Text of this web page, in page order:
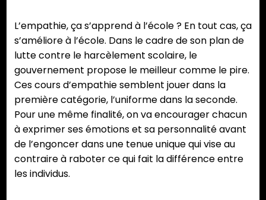
L’empathie, ça s’apprend à l’école ? En tout cas, ça
s’améliore à l’école. Dans le cadre de son plan de
lutte contre le harcèlement scolaire, le
gouvernement propose le meilleur comme le pire.
Ces cours d’empathie semblent jouer dans la
première catégorie, l’uniforme dans la seconde.
Pour une même finalité, on va encourager chacun
à exprimer ses émotions et sa personnalité avant
de l’engoncer dans une tenue unique qui vise au
contraire à raboter ce qui fait la différence entre
les individus.